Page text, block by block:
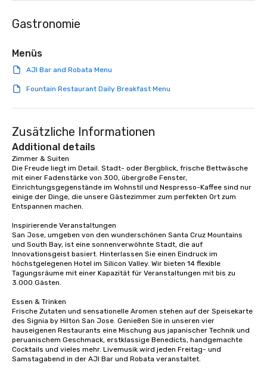
Gastronomie
Menüs
AJI Bar and Robata Menu
Fountain Restaurant Daily Breakfast Menu
Zusätzliche Informationen
Additional details
Zimmer & Suiten
Die Freude liegt im Detail. Stadt- oder Bergblick, frische Bettwäsche
mit einer Fadenstärke von 300, übergroße Fenster,
Einrichtungsgegenstände im Wohnstil und Nespresso-Kaffee sind nur
einige der Dinge, die unsere Gästezimmer zum perfekten Ort zum
Entspannen machen.
Inspirierende Veranstaltungen
San Jose, umgeben von den wunderschönen Santa Cruz Mountains
und South Bay, ist eine sonnenverwöhnte Stadt, die auf
Innovationsgeist basiert. Hinterlassen Sie einen Eindruck im
höchstgelegenen Hotel im Silicon Valley. Wir bieten 14 flexible
Tagungsräume mit einer Kapazität für Veranstaltungen mit bis zu
3.000 Gästen.
Essen & Trinken
Frische Zutaten und sensationelle Aromen stehen auf der Speisekarte
des Signia by Hilton San Jose. Genießen Sie in unseren vier
hauseigenen Restaurants eine Mischung aus japanischer Technik und
peruanischem Geschmack, erstklassige Benedicts, handgemachte
Cocktails und vieles mehr. Livemusik wird jeden Freitag- und
Samstagabend in der AJI Bar und Robata veranstaltet.